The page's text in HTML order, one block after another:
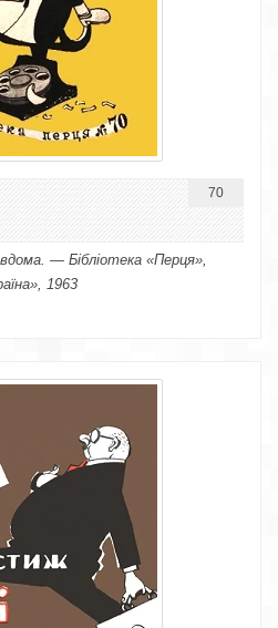
70
— Бібліотека «Перця»,
1963